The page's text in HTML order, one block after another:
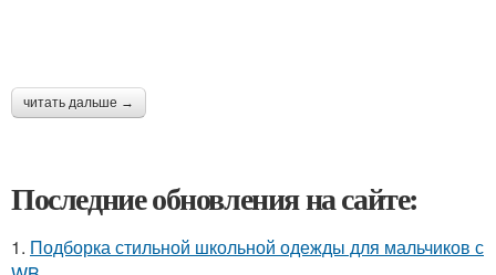
читать дальше →
Последние обновления на сайте:
1. Подборка стильной школьной одежды для мальчиков с